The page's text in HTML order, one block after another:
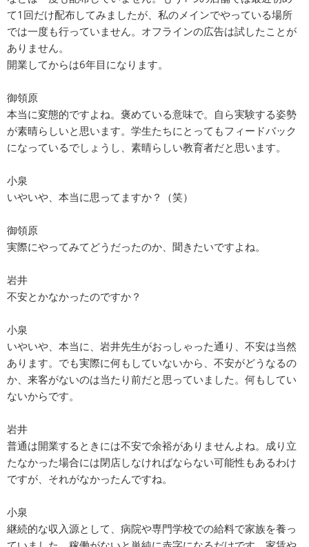
て1回だけ配布してみましたが、私のメインでやっている場所
では一度も行っていません。オフラインの広告は試したことが
ありません。
開業してからは6年目になります。
御領原
本当に変態的ですよね。褒めている意味で。自ら実験する姿勢
が素晴らしいと思います。学生たちにとってもフィードバック
になっているでしょうし、素晴らしい教育者だと思います。
小泉
いやいや、本当に思ってますか？（笑）
御領原
実際にやってみてどうだったのか、聞きたいですよね。
岩井
不安とかなかったのですか？
小泉
いやいや、本当に、岩井先生がおっしゃった通り、不安は当然
あります。でも実際に何もしていないから、不安がどうなるの
か、来客がないのは当たり前だと思っていました。何もしてい
ないからです。
岩井
普通は開業するときには不安で余裕がありませんよね。成り立
たなかった場合には閉店しなければならない可能性もあるわけ
ですが、それがなかったんですね。
小泉
継続的な収入源として、病院や専門学校での給料で家族を養っ